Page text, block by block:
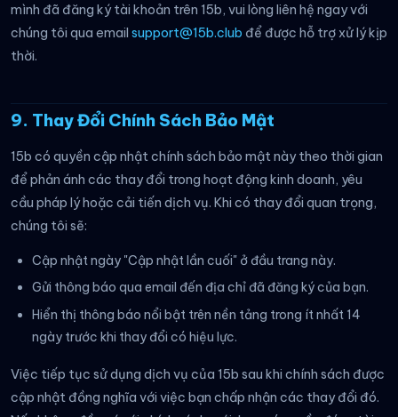
mình đã đăng ký tài khoản trên 15b, vui lòng liên hệ ngay với
chúng tôi qua email support@15b.club để được hỗ trợ xử lý kịp
thời.
9. Thay Đổi Chính Sách Bảo Mật
15b có quyền cập nhật chính sách bảo mật này theo thời gian
để phản ánh các thay đổi trong hoạt động kinh doanh, yêu
cầu pháp lý hoặc cải tiến dịch vụ. Khi có thay đổi quan trọng,
chúng tôi sẽ:
Cập nhật ngày "Cập nhật lần cuối" ở đầu trang này.
Gửi thông báo qua email đến địa chỉ đã đăng ký của bạn.
Hiển thị thông báo nổi bật trên nền tảng trong ít nhất 14
ngày trước khi thay đổi có hiệu lực.
Việc tiếp tục sử dụng dịch vụ của 15b sau khi chính sách được
cập nhật đồng nghĩa với việc bạn chấp nhận các thay đổi đó.